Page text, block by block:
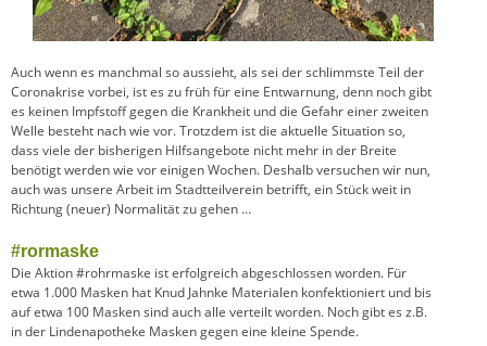
Auch wenn es manchmal so aussieht, als sei der schlimmste Teil der
Coronakrise vorbei, ist es zu früh für eine Entwarnung, denn noch gibt
es keinen Impfstoff gegen die Krankheit und die Gefahr einer zweiten
Welle besteht nach wie vor. Trotzdem ist die aktuelle Situation so,
dass viele der bisherigen Hilfsangebote nicht mehr in der Breite
benötigt werden wie vor einigen Wochen. Deshalb versuchen wir nun,
auch was unsere Arbeit im Stadtteilverein betrifft, ein Stück weit in
Richtung (neuer) Normalität zu gehen …
#rormaske
Die Aktion #rohrmaske ist erfolgreich abgeschlossen worden. Für
etwa 1.000 Masken hat Knud Jahnke Materialen konfektioniert und bis
auf etwa 100 Masken sind auch alle verteilt worden. Noch gibt es z.B.
in der Lindenapotheke Masken gegen eine kleine Spende.